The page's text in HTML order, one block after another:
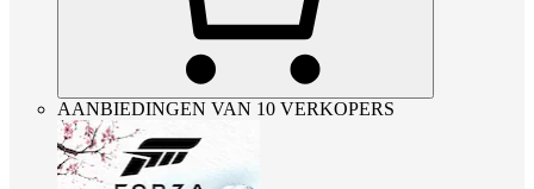
AANBIEDINGEN VAN 10 VERKOPERS